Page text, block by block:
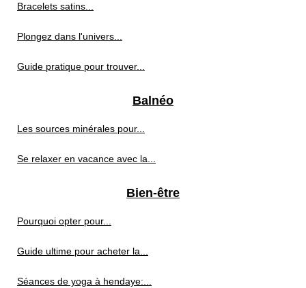
Bracelets satins...
Plongez dans l'univers...
Guide pratique pour trouver...
Balnéo
Les sources minérales pour...
Se relaxer en vacance avec la...
Bien-être
Pourquoi opter pour...
Guide ultime pour acheter la...
Séances de yoga à hendaye:...